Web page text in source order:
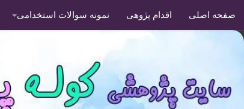
صفحه اصلی اقدام پژوهی نمونه سوالات استخدامی